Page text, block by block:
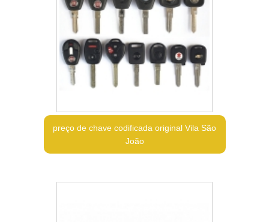
preço de chave codificada original Vila São
João